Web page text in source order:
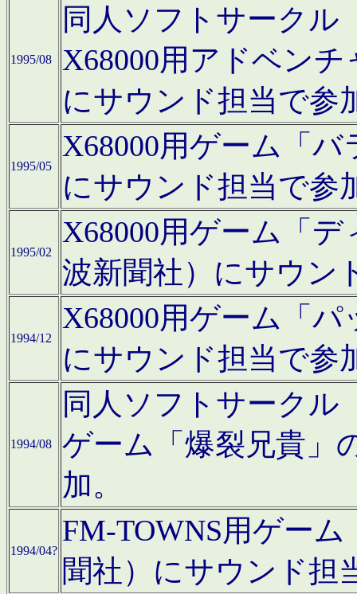
1995/08
同人ソフトサークル
X68000用アドベン
にサウンド担当で参
1995/05
X68000用ゲーム「
にサウンド担当で参
1995/02
X68000用ゲーム「
波新聞社）にサウン
1994/12
X68000用ゲーム「
にサウンド担当で参
1994/08
同人ソフトサークル
ゲーム「爆裂兄貴」
加。
1994/04?
FM-TOWNS用ゲー
聞社）にサウンド担